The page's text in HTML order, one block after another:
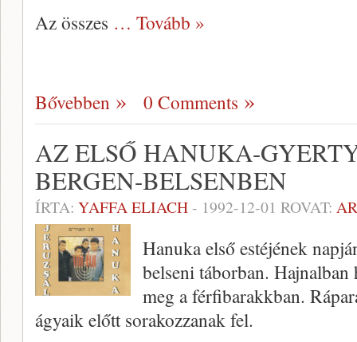
Az összes … Tovább »
Bővebben 0 Comments
AZ ELSŐ HANUKA-
BERGEN-BELSENBEN
ÍRTA: YAFFA ELIACH- 1992-12-01 ROVAT:
Hanuka első estéjének
belseni táborban.
meg a férfibarakkban.
ágyaik előtt sorakozzanak fel.